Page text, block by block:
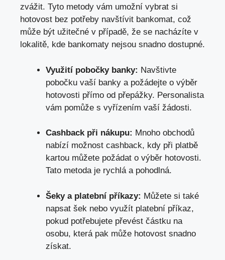
zvážit. Tyto metody vám umožní vybrat si
hotovost bez potřeby navštívit bankomat, což
může být užitečné v případě, že se nacházíte v
lokalitě, kde bankomaty nejsou snadno dostupné.
Využití pobočky banky: Navštivte
pobočku vaší banky a požádejte o výběr
hotovosti přímo od přepážky. Personalista
vám pomůže s vyřízením vaší žádosti.
Cashback při nákupu: Mnoho obchodů
nabízí možnost cashback, kdy při platbě
kartou můžete požádat o výběr hotovosti.
Tato metoda je rychlá a pohodlná.
Šeky a platební příkazy: Můžete si také
napsat šek nebo využít platební příkaz,
pokud potřebujete převést částku na
osobu, která pak může hotovost snadno
získat.